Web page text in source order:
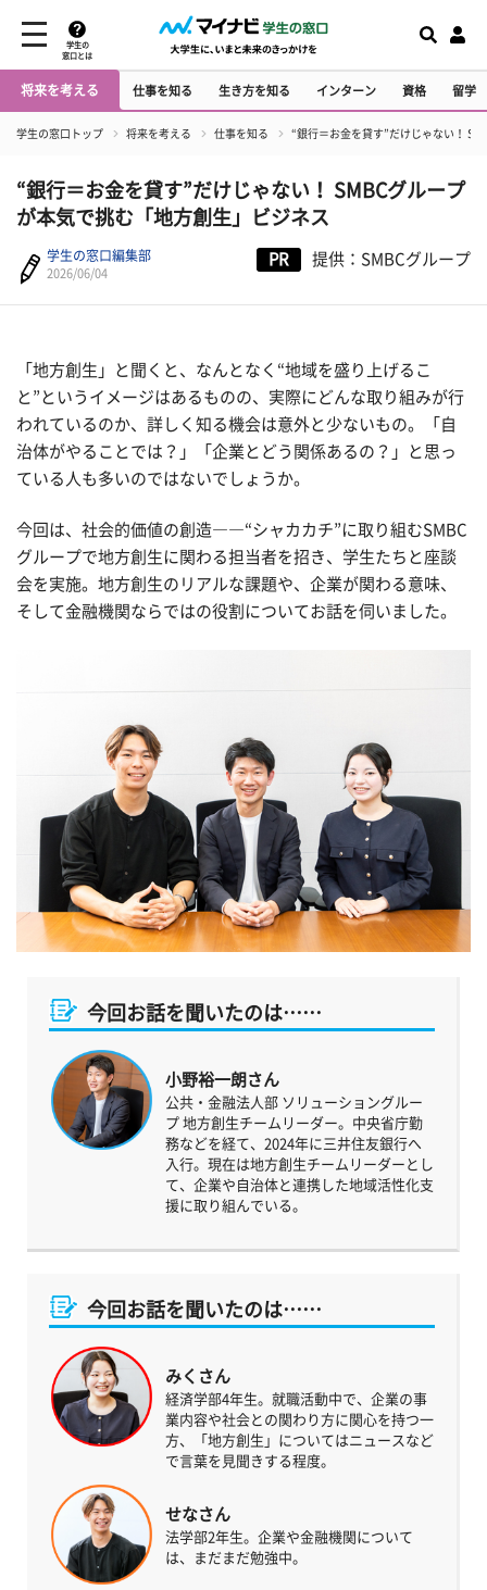
学生の
窓口とは
将来を考える 仕事を知る 生き方を知る インターン 資格 留学
学生の窓口トップ 将来を考える 仕事を知る “銀行＝お金を貸す”だけじゃない！
“銀行＝お金を貸す”だけじゃない！ SMBCグループ
が本気で挑む「地方創生」ビジネス
学生の窓口編集部
2026/06/04
PR 提供：SMBCグループ
「地方創生」と聞くと、なんとなく“地域を盛り上げるこ
と”というイメージはあるものの、実際にどんな取り組みが行
われているのか、詳しく知る機会は意外と少ないもの。「自
治体がやることでは？」「企業とどう関係あるの？」と思っ
ている人も多いのではないでしょうか。
今回は、社会的価値の創造――“シャカカチ”に取り組むSMBC
グループで地方創生に関わる担当者を招き、学生たちと座談
会を実施。地方創生のリアルな課題や、企業が関わる意味、
そして金融機関ならではの役割についてお話を伺いました。
今回お話を聞いたのは……
小野裕一朗さん
公共・金融法人部 ソリューショングルー
プ 地方創生チームリーダー。中央省庁勤
務などを経て、2024年に三井住友銀行へ
入行。現在は地方創生チームリーダーとし
て、企業や自治体と連携した地域活性化支
援に取り組んでいる。
今回お話を聞いたのは……
みくさん
経済学部4年生。就職活動中で、企業の事
業内容や社会との関わり方に関心を持つ一
方、「地方創生」についてはニュースなど
で言葉を見聞きする程度。
せなさん
法学部2年生。企業や金融機関について
は、まだまだ勉強中。